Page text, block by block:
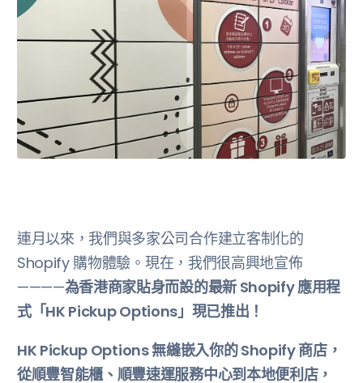
連月以來，我們與多家公司合作建立客制化的
Shopify 購物體驗。現在，我們很高興地宣佈
————為香港商家貼身而設的最新 Shopify 應用程
式「HK Pickup Options」現已推出！
HK Pickup Options 無縫嵌入你的 Shopify 商店，
從順豐智能櫃、順豐速運服務中心到本地便利店，